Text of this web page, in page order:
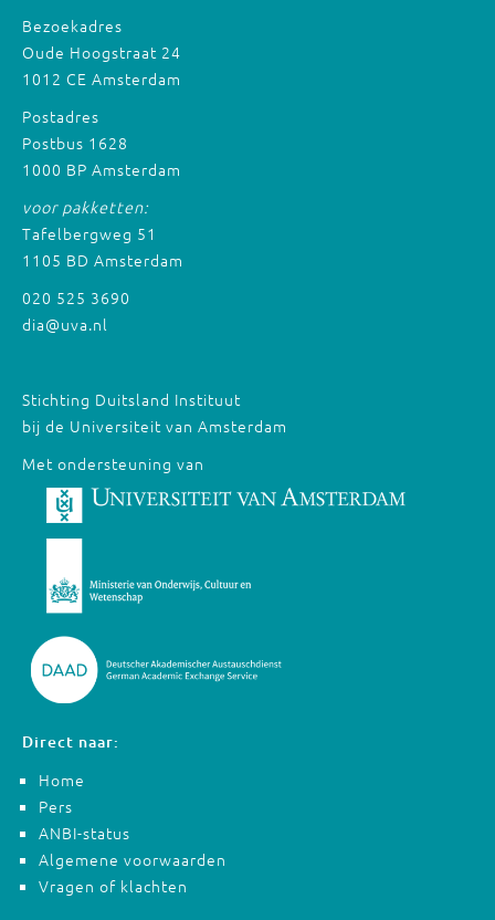
Bezoekadres
Oude Hoogstraat 24
1012 CE Amsterdam
Postadres
Postbus 1628
1000 BP Amsterdam
voor pakketten:
Tafelbergweg 51
1105 BD Amsterdam
020 525 3690
dia@uva.nl
Stichting Duitsland Instituut
bij de Universiteit van Amsterdam
Met ondersteuning van
Direct naar:
Home
Pers
ANBI-status
Algemene voorwaarden
Vragen of klachten